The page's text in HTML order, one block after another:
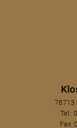
78713
Tel.:
Fax: